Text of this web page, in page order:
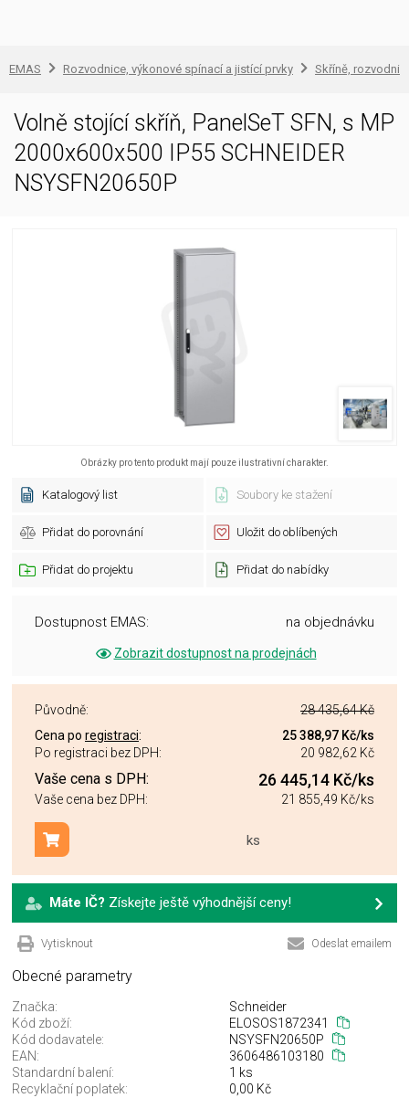
EMAS Rozvodnice, výkonové spínací a jistící prvky Skříně,
Volně stojící skříň, PanelSeT SFN, s MP
2000x600x500 IP55 SCHNEIDER
NSYSFN20650P
Obrázky pro tento produkt mají pouze ilustrativní charakter.
Katalogový list Soubory ke stažení
Přidat do porovnání Uložit do oblíbených
Přidat do projektu Přidat do nabídky
Dostupnost EMAS: na objednávku
Zobrazit dostupnost na prodejnách
Původně:
28 435,64 Kč
Cena po registraci: 25 388,97 Kč/ks
Po registraci bez DPH:
20 982,62 Kč
Vaše cena s DPH: 26 445,14 Kč/ks
Vaše cena bez DPH: 21 855,49 Kč/ks
ks
Přidat do košíku
Máte IČ? Získejte ještě výhodnější ceny!
Vytisknout Odeslat emailem
Obecné parametry
Značka:
Schneider
Kód zboží:
ELOSOS1872341
Kód dodavatele:
NSYSFN20650P
EAN:
3606486103180
Standardní balení:
1 ks
Recyklační poplatek:
0,00 Kč